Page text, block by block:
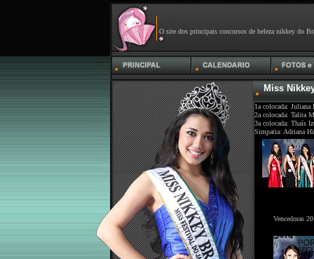
O site dos principais concursos de beleza nikkey do
Miss
1a colocada:
2a colocada: Talita
3a colocada: Thaís
Simpatia: Adriana
Vencedoras